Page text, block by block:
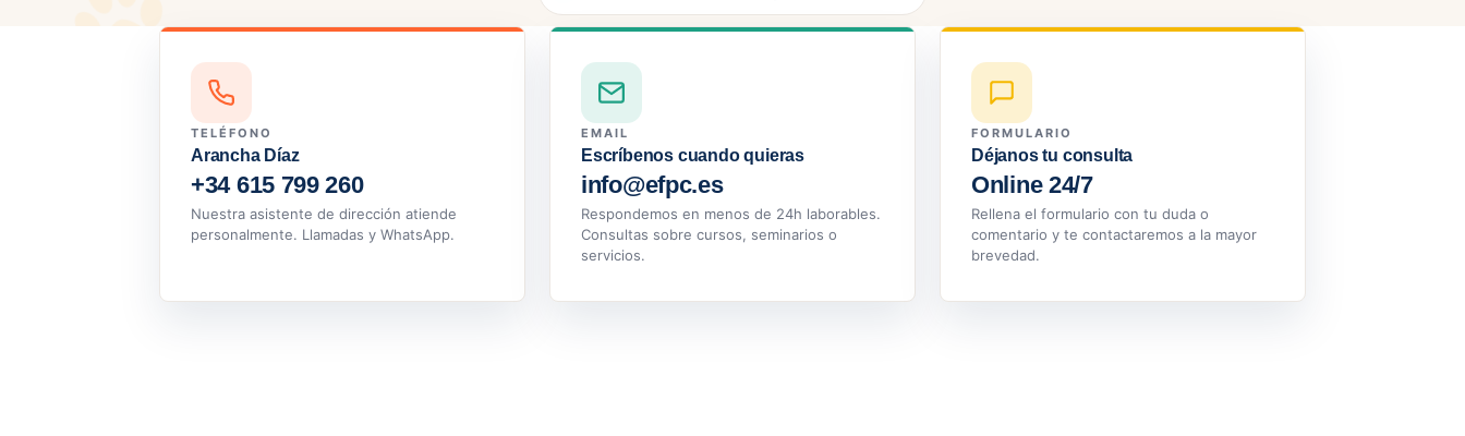
TELÉFONO
Arancha Díaz
+34 615 799 260
Nuestra asistente de dirección atiende
personalmente. Llamadas y WhatsApp.
EMAIL
Escríbenos cuando quieras
info@efpc.es
Respondemos en menos de 24h laborables.
Consultas sobre cursos, seminarios o
servicios.
FORMULARIO
Déjanos tu consulta
Online 24/7
Rellena el formulario con tu duda o
comentario y te contactaremos a la mayor
brevedad.